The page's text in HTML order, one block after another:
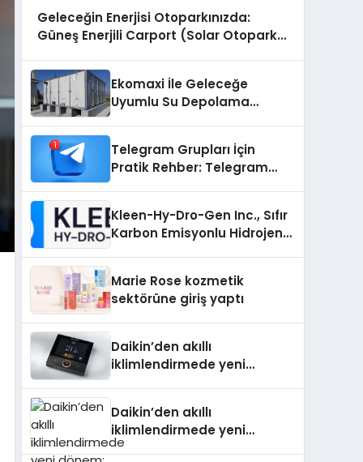
Geleceğin Enerjisi Otoparkınızda:
Güneş Enerjili Carport (Solar Otopark)
Ekomaxi İle Geleceğe
Uyumlu Su Depolama
Telegram Grupları İçin
Pratik Rehber: Telegram
Kleen-Hy-Dro-Gen Inc., Sıfır
Karbon Emisyonlu Hidrojen
Aldı
Marie Rose kozmetik
sektörüne giriş yaptı
Daikin’den akıllı
iklimlendirmede yeni
Daikin’den akıllı
iklimlendirmede yeni
dönem: Madoka Plus